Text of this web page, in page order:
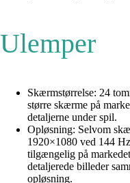
Ulemper
Skærmstørrelse: 24
større skærme på
detaljerne under spil.
Opløsning: Selvom
1920×1080 ved 144
tilgængelig på
detaljerede billeder
opløsning.